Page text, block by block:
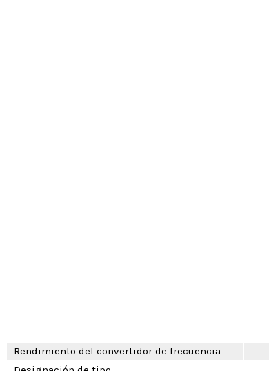
Rendimiento del convertidor de frecuencia